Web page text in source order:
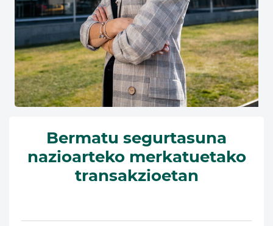
Bermatu segurtasuna
nazioarteko merkatuetako
transakzioetan